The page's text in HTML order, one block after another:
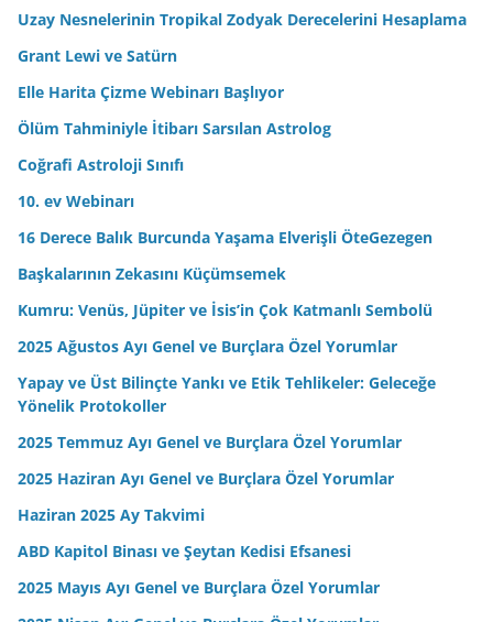
r
i
n
Uzay Nesnelerinin Tropikal Zodyak Derecelerini Hesaplama
Grant Lewi ve Satürn
Elle Harita Çizme Webinarı Başlıyor
Ölüm Tahminiyle İtibarı Sarsılan Astrolog
Coğrafi Astroloji Sınıfı
10. ev Webinarı
16 Derece Balık Burcunda Yaşama Elverişli ÖteGezegen
Başkalarının Zekasını Küçümsemek
Kumru: Venüs, Jüpiter ve İsis’in Çok Katmanlı Sembolü
2025 Ağustos Ayı Genel ve Burçlara Özel Yorumlar
Yapay ve Üst Bilinçte Yankı ve Etik Tehlikeler: Geleceğe
Yönelik Protokoller
2025 Temmuz Ayı Genel ve Burçlara Özel Yorumlar
2025 Haziran Ayı Genel ve Burçlara Özel Yorumlar
Haziran 2025 Ay Takvimi
ABD Kapitol Binası ve Şeytan Kedisi Efsanesi
2025 Mayıs Ayı Genel ve Burçlara Özel Yorumlar